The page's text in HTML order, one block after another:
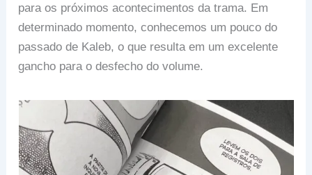
para os próximos acontecimentos da trama. Em
determinado momento, conhecemos um pouco do
passado de Kaleb, o que resulta em um excelente
gancho para o desfecho do volume.